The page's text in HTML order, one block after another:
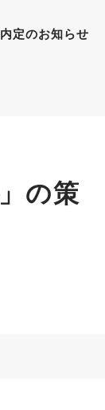
定のお知らせ
の策